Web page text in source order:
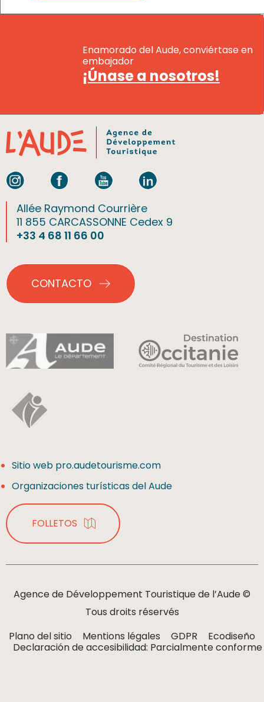
Enamorado del Aude, conviértase en
embajador
¡Únase a nosotros!
Allée Raymond Courrière
11 855 CARCASSONNE Cedex 9
+33 4 68 11 66 00
CONTACTO
Sitio web pro.audetourisme.com
Organizaciones turísticas del Aude
FOLLETOS
Agence de Développement Touristique de l’Aude ©
Tous droits réservés
Plano del sitio
Mentions légales GDPR
Ecodiseño
Declaración de accesibilidad: Parcialmente conforme